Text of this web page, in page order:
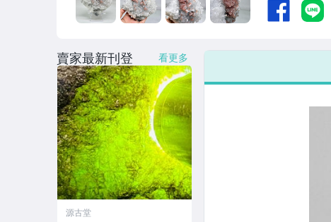
賣家最新刊登 看更多
源古堂